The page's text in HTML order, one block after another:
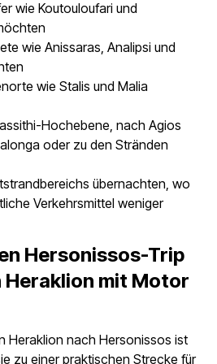
wie Koutouloufari und
wie Anissaras, Analipsi und
wie Stalis und Malia
Hochebene, nach Agios
oder zu den Stränden
übernachten, wo
Verkehrsmittel weniger
Hersonissos-Trip
Heraklion mit Motor
Heraklion nach Hersonissos ist
zu einer praktischen Strecke für